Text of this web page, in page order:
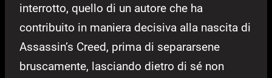
interrotto, quello di un autore che ha
contribuito in maniera decisiva alla nascita di
Assassin’s Creed, prima di separarsene
bruscamente, lasciando dietro di sé non